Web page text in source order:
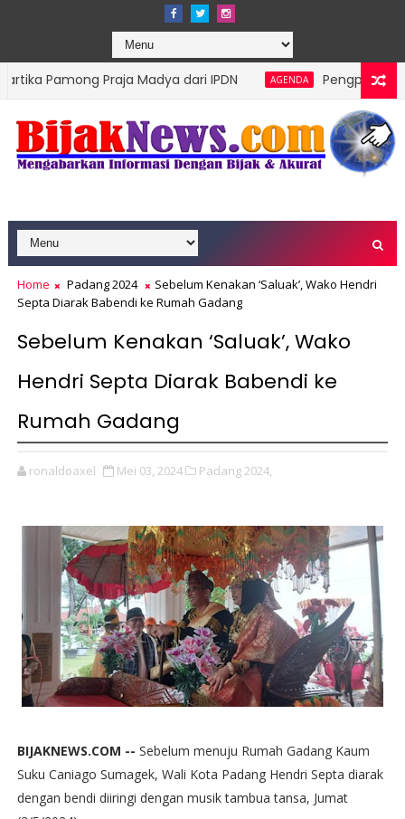
Praja Madya dari IPDN AGENDA Pengprov Squash
Home Padang 2024
Sebelum Kenakan ‘Saluak’, Wako Hendri
Septa Diarak Babendi ke Rumah Gadang
Sebelum Kenakan ‘Saluak’, Wako
Hendri Septa Diarak Babendi ke
Rumah Gadang
ronaldoaxel Mei 03, 2024 Padang 2024,
BIJAKNEWS.COM -- Sebelum menuju Rumah Gadang Kaum
Suku Caniago Sumagek, Wali Kota Padang Hendri Septa diarak
dengan bendi diiringi dengan musik tambua tansa, Jumat